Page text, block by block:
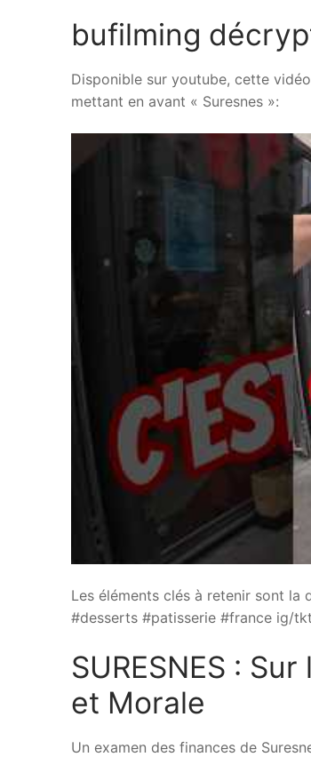
bufilming
Disponible sur youtube, cette
mettant en avant « Suresnes »:
Les éléments clés à retenir sont
#desserts #patisserie #france ig/
SURESNES :
et Morale
Un examen des finances de